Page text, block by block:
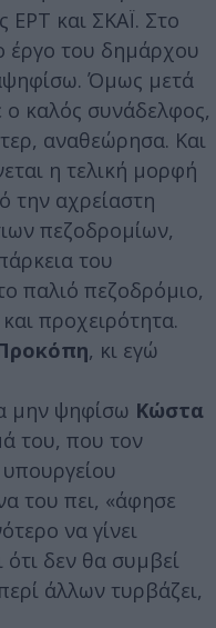
ΕΡΤ και ΣΚΑΪ. Στο
έργο του δημάρχου
Όμως μετά
ο καλός συνάδελφος,
αναθεώρησα. Και
η τελική μορφή
την αχρείαστη
πεζοδρομίων,
του
παλιό πεζοδρόμιο,
προχειρότητα.
, κι εγώ
μην ψηφίσω Κώστα
του, που τον
υπουργείου
του πει, «άφησε
να γίνει
δεν θα συμβεί
άλλων τυρβάζει,